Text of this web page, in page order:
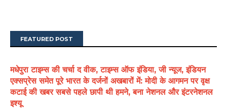
FEATURED POST
मधेपुरा टाइम्स की चर्चा द वीक, टाइम्स ऑफ इंडिया, जी न्यूज, इंडियन
एक्सप्रेस समेत पूरे भारत के दर्जनों अखबारों में: मोदी के आगमन पर वृक्ष
कटाई की खबर सबसे पहले छापी थी हमने, बना नेशनल और इंटरनेशनल
इश्यू